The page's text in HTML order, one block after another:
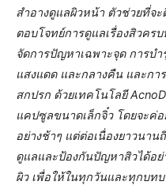
สำอางดูแลผิวหน้า ตัวช่วยที่จ
ตอบโจทย์การดูแลเรื่องสิวคร
จัดการปัญหาเฉพาะจุด การบ
แสงแดด และกลางคืน และกา
สกปรก ด้วยเทคโนโลยี
แคปซูลขนาดเล็กจิ๋ว โดยจะค่
อย่างช้าๆ แต่ต่อเนื่องยาวนาน
ดูแลและป้องกันปัญหาสิวได้อ
ผิว เพื่อให้ในทุกวันและทุกบท